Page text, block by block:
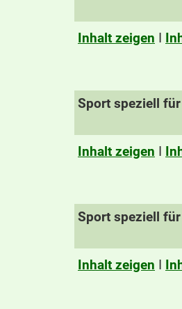
Inhalt zeigen I
Sport speziell
Inhalt zeigen I
Sport speziell
Inhalt zeigen I